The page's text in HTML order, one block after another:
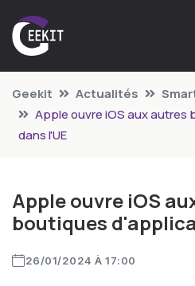
Geekit Actualités
Apple ouvre iOS aux
dans l'UE
Apple ouvre iOS
boutiques
26/01/2024 À 17:00